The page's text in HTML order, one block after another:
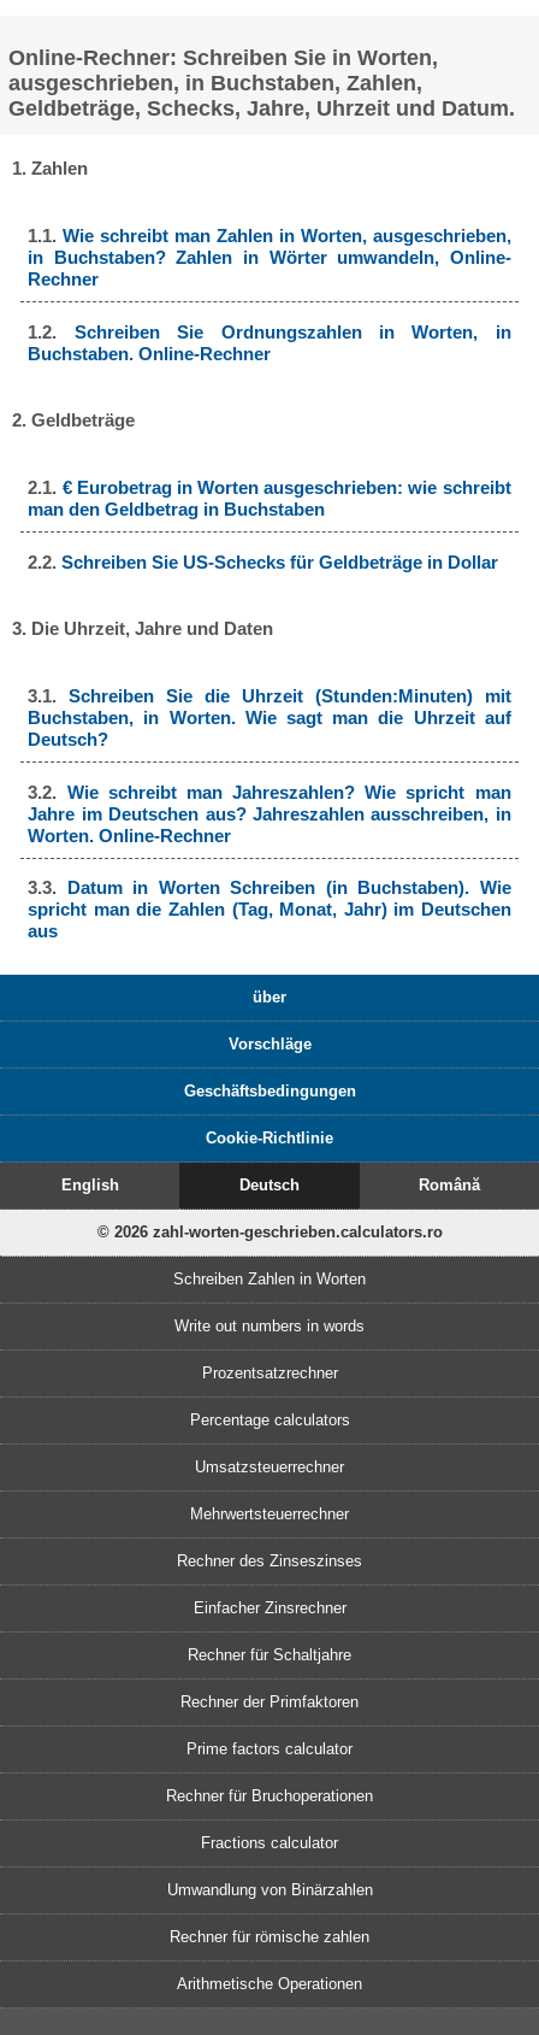
Online-Rechner: Schreiben Sie in Worten,
ausgeschrieben, in Buchstaben, Zahlen,
Geldbeträge, Schecks, Jahre, Uhrzeit und Datum.
1. Zahlen
1.1.Wie schreibt man Zahlen in Worten, ausgeschrieben,
in Buchstaben? Zahlen in Wörter umwandeln, Online-
Rechner
1.2. Schreiben Sie Ordnungszahlen in Worten, in
Buchstaben. Online-Rechner
2. Geldbeträge
2.1. € Eurobetrag in Worten ausgeschrieben: wie schreibt
man den Geldbetrag in Buchstaben
2.2.Schreiben Sie US-Schecks für Geldbeträge in Dollar
3. Die Uhrzeit, Jahre und Daten
3.1.Schreiben Sie die Uhrzeit (Stunden:Minuten) mit
Buchstaben, in Worten. Wie sagt man die Uhrzeit auf
Deutsch?
3.2. Wie schreibt man Jahreszahlen? Wie spricht man
Jahre im Deutschen aus? Jahreszahlen ausschreiben, in
Worten. Online-Rechner
3.3. Datum in Worten Schreiben (in Buchstaben). Wie
spricht man die Zahlen (Tag, Monat, Jahr) im Deutschen
aus
über
Vorschläge
Geschäftsbedingungen
Cookie-Richtlinie
English Deutsch Română
© 2026 zahl-worten-geschrieben.calculators.ro
Schreiben Zahlen in Worten
Write out numbers in words
Prozentsatzrechner
Percentage calculators
Umsatzsteuerrechner
Mehrwertsteuerrechner
Rechner des Zinseszinses
Einfacher Zinsrechner
Rechner für Schaltjahre
Rechner der Primfaktoren
Prime factors calculator
Rechner für Bruchoperationen
Fractions calculator
Umwandlung von Binärzahlen
Rechner für römische zahlen
Arithmetische Operationen